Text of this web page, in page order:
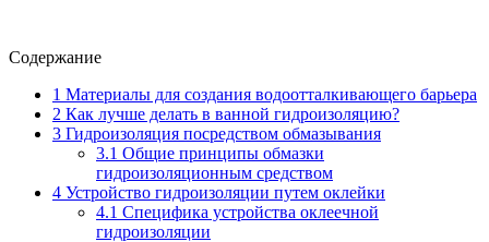
Содержание
1 Материалы для создания водоотталкивающего барьера
2 Как лучше делать в ванной гидроизоляцию?
3 Гидроизоляция посредством обмазывания
3.1 Общие принципы обмазки
гидроизоляционным средством
4 Устройство гидроизоляции путем оклейки
4.1 Специфика устройства оклеечной
гидроизоляции